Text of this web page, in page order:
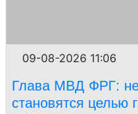
09-08-2026 11:06
Глава МВД ФРГ:
становятся целью